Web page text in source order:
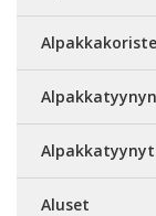
Alpakkatyynyt
Aluset